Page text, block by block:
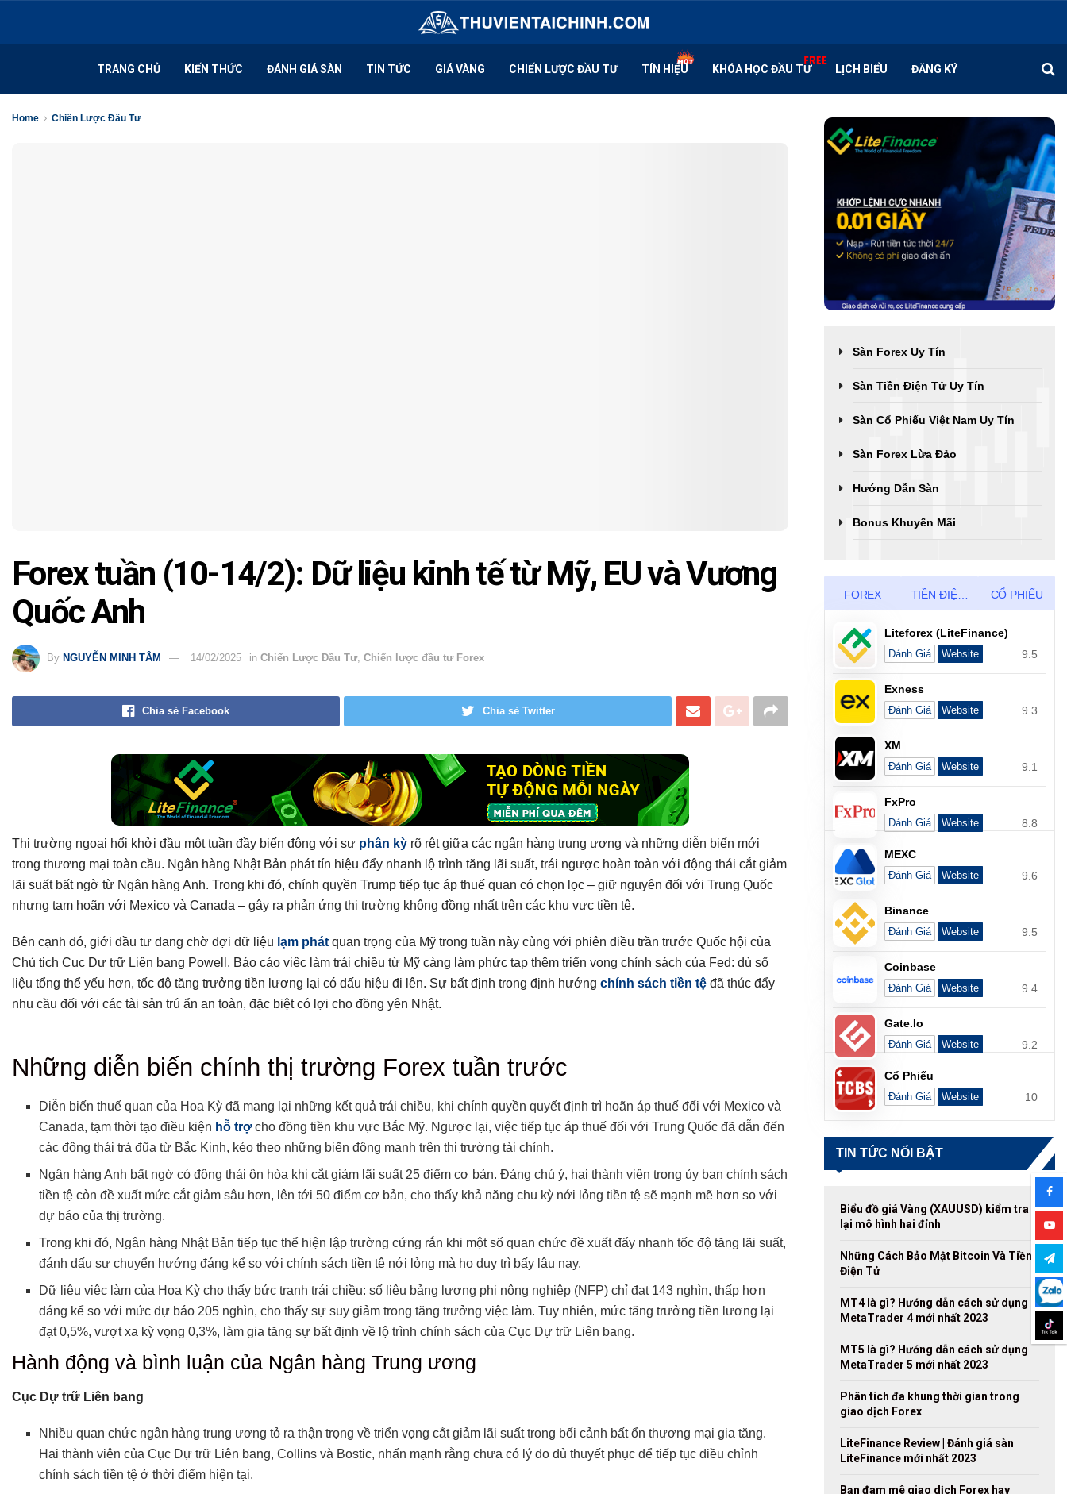
TRANG CHỦ KIẾN THỨC ĐÁNH GIÁ SÀN TIN TỨC GIÁ VÀNG CHIẾN LƯỢC ĐẦU TƯ TÍN HIỆU KHÓA HỌC ĐẦU TƯ LỊCH BIỂU ĐĂNG KÝ
Home Chiến Lược Đầu Tư
Forex tuần (10-14/2): Dữ liệu kinh tế từ Mỹ, EU và Vương
Quốc Anh
By NGUYỄN MINH TÂM 14/02/2025 in Chiến Lược Đầu Tư, Chiến lược đầu tư Forex
Chia sẻ Facebook Chia sẻ Twitter
Thị trường ngoại hối khởi đầu một tuần đầy biến động với sự phân kỳ rõ rệt giữa các ngân hàng trung ương và những diễn biến mới
trong thương mại toàn cầu. Ngân hàng Nhật Bản phát tín hiệu đẩy nhanh lộ trình tăng lãi suất, trái ngược hoàn toàn với động thái cắt giảm
lãi suất bất ngờ từ Ngân hàng Anh. Trong khi đó, chính quyền Trump tiếp tục áp thuế quan có chọn lọc – giữ nguyên đối với Trung Quốc
nhưng tạm hoãn với Mexico và Canada – gây ra phản ứng thị trường không đồng nhất trên các khu vực tiền tệ.
Bên cạnh đó, giới đầu tư đang chờ đợi dữ liệu lạm phát quan trọng của Mỹ trong tuần này cùng với phiên điều trần trước Quốc hội của
Chủ tịch Cục Dự trữ Liên bang Powell. Báo cáo việc làm trái chiều từ Mỹ càng làm phức tạp thêm triển vọng chính sách của Fed: dù số
liệu tổng thể yếu hơn, tốc độ tăng trưởng tiền lương lại có dấu hiệu đi lên. Sự bất định trong định hướng chính sách tiền tệ đã thúc đẩy
nhu cầu đối với các tài sản trú ẩn an toàn, đặc biệt có lợi cho đồng yên Nhật.
Những diễn biến chính thị trường Forex tuần trước
Hành động và bình luận của Ngân hàng Trung ương
Các bản phát hành kinh tế đáng chú ý
Bảng xếp hạng FX cơ bản
2. Đô la Mỹ (USD) – 8.2/10
3. Đô la Canada (CAD) – 7.5/10
5. Franc Thụy Sĩ (CHF) – 6.5/10
7. Đô la Úc (AUD) – 6.0/10
8. Đô la New Zealand (NZD) – 5.8/10
Chủ đề chính cần chú ý
1. Sự khác biệt trong chính sách tiền tệ
4. Xu hướng tìm kiếm tài sản trú ẩn an toàn
5. Động lực tăng trưởng kinh tế toàn cầu
Forex tuần 10 – 14/2
Những diễn biến chính thị trường Forex tuần trước
Diễn biến thuế quan của Hoa Kỳ đã mang lại những kết quả trái chiều, khi chính quyền quyết định trì hoãn áp thuế đối với Mexico và
Canada, tạm thời tạo điều kiện hỗ trợcho đồng tiền khu vực Bắc Mỹ. Ngược lại, việc tiếp tục áp thuế đối với Trung Quốc đã dẫn đến
các động thái trả đũa từ Bắc Kinh, kéo theo những biến động mạnh trên thị trường tài chính.
Ngân hàng Anh bất ngờ có động thái ôn hòa khi cắt giảm lãi suất 25 điểm cơ bản. Đáng chú ý, hai thành viên trong ủy ban chính sách
tiền tệ còn đề xuất mức cắt giảm sâu hơn, lên tới 50 điểm cơ bản, cho thấy khả năng chu kỳ nới lỏng tiền tệ sẽ mạnh mẽ hơn so với
dự báo của thị trường.
Trong khi đó, Ngân hàng Nhật Bản tiếp tục thể hiện lập trường cứng rắn khi một số quan chức đề xuất đẩy nhanh tốc độ tăng lãi suất,
đánh dấu sự chuyển hướng đáng kể so với chính sách tiền tệ nới lỏng mà họ duy trì bấy lâu nay.
Dữ liệu việc làm của Hoa Kỳ cho thấy bức tranh trái chiều: số liệu bảng lương phi nông nghiệp (NFP) chỉ đạt 143 nghìn, thấp hơn
đáng kể so với mức dự báo 205 nghìn, cho thấy sự suy giảm trong tăng trưởng việc làm. Tuy nhiên, mức tăng trưởng tiền lương lại
đạt 0,5%, vượt xa kỳ vọng 0,3%, làm gia tăng sự bất định về lộ trình chính sách của Cục Dự trữ Liên bang.
Hành động và bình luận của Ngân hàng Trung ương
Cục Dự trữ Liên bang
Nhiều quan chức ngân hàng trung ương tỏ ra thận trọng về triển vọng cắt giảm lãi suất trong bối cảnh bất ổn thương mại gia tăng.
Hai thành viên của Cục Dự trữ Liên bang, Collins và Bostic, nhấn mạnh rằng chưa có lý do đủ thuyết phục để tiếp tục điều chỉnh
chính sách tiền tệ ở thời điểm hiện tại.
Sàn Forex Uy Tín
Sàn Tiền Điện Tử Uy Tín
Sàn Cổ Phiếu Việt Nam Uy Tín
Sàn Forex Lừa Đảo
Hướng Dẫn Sàn
Bonus Khuyến Mãi
FOREX TIỀN ĐIỆN TỬ CỔ PHIẾU
Liteforex (LiteFinance)
Đánh Giá Website 9.5
Exness
Đánh Giá Website 9.3
XM
Đánh Giá Website 9.1
FxPro
Đánh Giá Website 8.8
MEXC
Đánh Giá Website 9.6
Binance
Đánh Giá Website 9.5
Coinbase
Đánh Giá Website 9.4
Gate.io
Đánh Giá Website 9.2
Cổ Phiếu
Đánh Giá Website 10
TIN TỨC NỔI BẬT
Biểu đồ giá Vàng (XAUUSD) kiểm tra
lại mô hình hai đỉnh
Những Cách Bảo Mật Bitcoin Và Tiền
Điện Tử
MT4 là gì? Hướng dẫn cách sử dụng
MetaTrader 4 mới nhất 2023
MT5 là gì? Hướng dẫn cách sử dụng
MetaTrader 5 mới nhất 2023
Phân tích đa khung thời gian trong
giao dịch Forex
LiteFinance Review | Đánh giá sàn
LiteFinance mới nhất 2023
Bạn đam mê giao dịch Forex hay